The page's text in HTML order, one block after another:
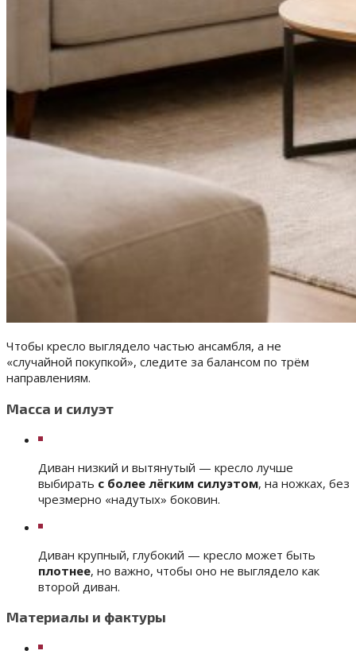
Чтобы кресло выглядело частью ансамбля, а не
«случайной покупкой», следите за балансом по трём
направлениям.
Масса и силуэт
Диван низкий и вытянутый — кресло лучше
выбирать с более лёгким силуэтом, на ножках, без
чрезмерно «надутых» боковин.
Диван крупный, глубокий — кресло может быть
плотнее, но важно, чтобы оно не выглядело как
второй диван.
Материалы и фактуры